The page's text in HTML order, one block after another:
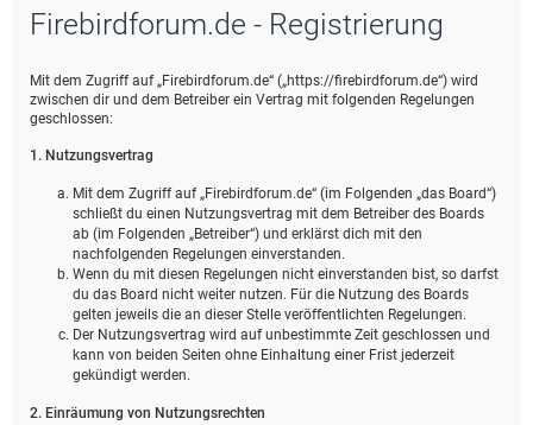
Firebirdforum.de - Registrierung
Mit dem Zugriff auf „Firebirdforum.de“ („https://firebirdforum.de“) wird
zwischen dir und dem Betreiber ein Vertrag mit folgenden Regelungen
geschlossen:
1. Nutzungsvertrag
Mit dem Zugriff auf „Firebirdforum.de“ (im Folgenden „das Board“)
schließt du einen Nutzungsvertrag mit dem Betreiber des Boards
ab (im Folgenden „Betreiber“) und erklärst dich mit den
nachfolgenden Regelungen einverstanden.
Wenn du mit diesen Regelungen nicht einverstanden bist, so darfst
du das Board nicht weiter nutzen. Für die Nutzung des Boards
gelten jeweils die an dieser Stelle veröffentlichten Regelungen.
Der Nutzungsvertrag wird auf unbestimmte Zeit geschlossen und
kann von beiden Seiten ohne Einhaltung einer Frist jederzeit
gekündigt werden.
2. Einräumung von Nutzungsrechten